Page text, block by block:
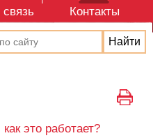
Контакты
это работает?